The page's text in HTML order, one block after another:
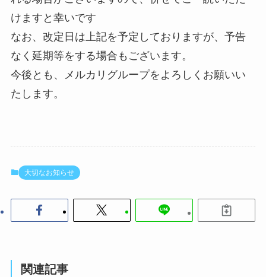
けますと幸いです
なお、改定日は上記を予定しておりますが、予告
なく延期等をする場合もございます。
今後とも、メルカリグループをよろしくお願いい
たします。
大切なお知らせ
関連記事